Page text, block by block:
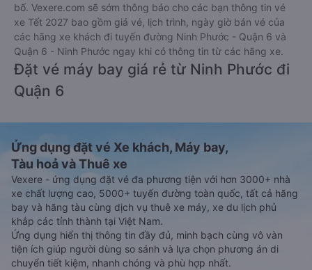
bố. Vexere.com sẽ sớm thông báo cho các bạn thông tin vé
xe Tết 2027 bao gồm giá vé, lịch trình, ngày giờ bán vé của
các hãng xe khách đi tuyến đường Ninh Phước - Quận 6 và
Quận 6 - Ninh Phước ngay khi có thông tin từ các hãng xe.
Đặt vé máy bay giá rẻ từ Ninh Phước đi
Quận 6
Ứng dụng đặt vé Xe khách, Máy bay,
Tàu hoả và Thuê xe
Vexere - ứng dụng đặt vé đa phương tiện với hơn 3000+ nhà
xe chất lượng cao, 5000+ tuyến đường toàn quốc, tất cả hãng
bay và hãng tàu cùng dịch vụ thuê xe máy, xe du lịch phủ
khắp các tỉnh thành tại Việt Nam.
Ứng dụng hiển thị thông tin đầy đủ, minh bạch cùng vô vàn
tiện ích giúp người dùng so sánh và lựa chọn phương án di
chuyển tiết kiệm, nhanh chóng và phù hợp nhất.